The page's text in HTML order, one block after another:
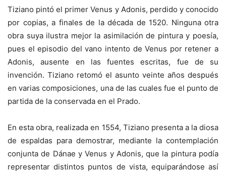
Tiziano pintó el primer Venus y Adonis, perdido y conocido
por copias, a finales de la década de 1520. Ninguna otra
obra suya ilustra mejor la asimilación de pintura y poesía,
pues el episodio del vano intento de Venus por retener a
Adonis, ausente en las fuentes escritas, fue de su
invención. Tiziano retomó el asunto veinte años después
en varias composiciones, una de las cuales fue el punto de
partida de la conservada en el Prado.
En esta obra, realizada en 1554, Tiziano presenta a la diosa
de espaldas para demostrar, mediante la contemplación
conjunta de Dánae y Venus y Adonis, que la pintura podía
representar distintos puntos de vista, equiparándose así